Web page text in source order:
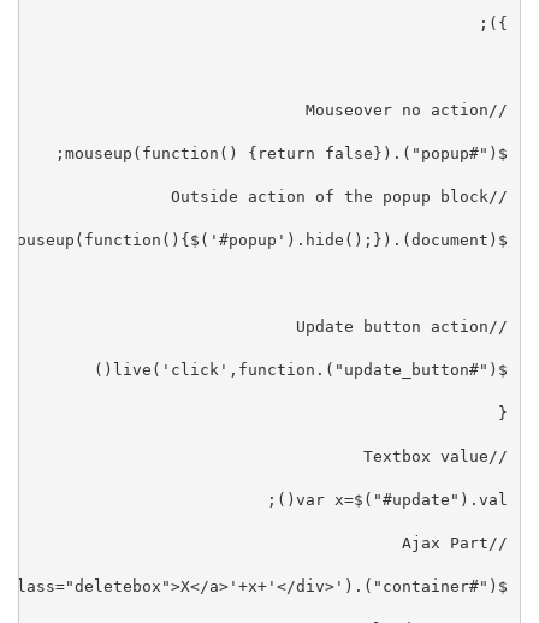
//Mouseover no action
$("#popup").mouseup(function() {return false});
//Outside action of the popup block
//Update button action
//Textbox value